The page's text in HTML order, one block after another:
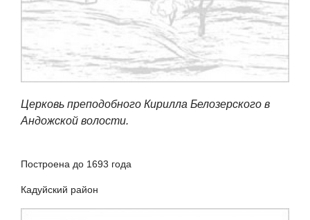
Церковь преподобного Кирилла Белозерского в
Андожской волости.
Построена до 1693 года
Кадуйский район